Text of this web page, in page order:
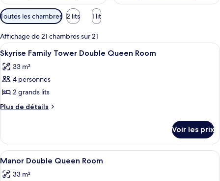
Filtres
disponibles
pour
les
chambres
Toutes les chambres 2 lits 1 lit
Affichage de 21 chambres sur 21
Afficher
toutes
les
photos
pour
ce
chambre :
Skyrise
Family
Tower
Une chambre d’hôtel avec deux lits,
4
Skyrise Family Tower Double Queen Room
33 m²
4 personnes
2 grands lits
Plus de détails
Plus
le
type
de
Skyrise
Voir les prix
Afficher
toutes
les
Une chambre d’hôtel avec deux
4
Manor Double Queen Room
33 m²